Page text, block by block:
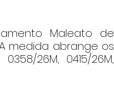
Maleato de
medida abrange os
26M, 0415/26M,